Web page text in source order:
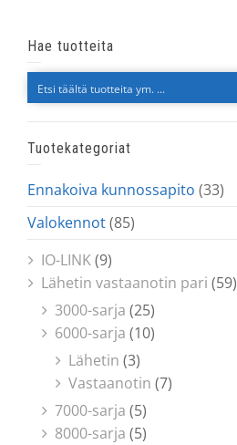
Hae tuotteita
Tuotekategoriat
Ennakoiva kunnossapito (33)
Valokennot(85)
IO-LINK(9)
Lähetin vastaanotin pari (59)
3000-sarja (25)
6000-sarja (10)
Lähetin (3)
Vastaanotin (7)
7000-sarja (5)
8000-sarja (5)